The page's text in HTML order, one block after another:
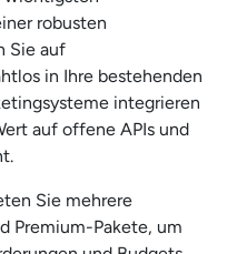
robusten
Sie auf
in Ihre bestehenden
integrieren
auf offene APIs und
Sie mehrere
Premium-Pakete, um